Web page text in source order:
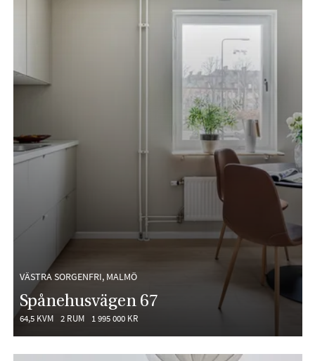
VÄSTRA SORGENFRI, MALMÖ
Spånehusvägen 67
64,5 KVM 2 RUM 1 995 000 KR